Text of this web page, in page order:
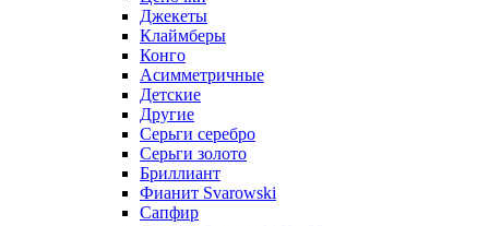
Джекеты
Клаймберы
Конго
Асимметричные
Детские
Другие
Серьги серебро
Серьги золото
Бриллиант
Фианит Svarowski
Сапфир